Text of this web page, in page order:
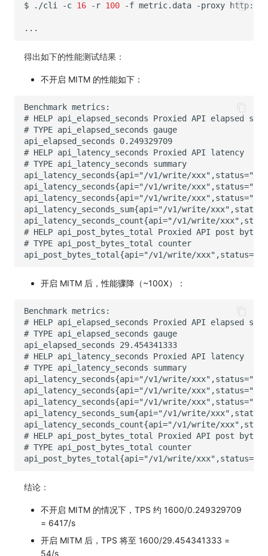
$ ./cli -c 16 -r 100 -f metric.data -proxy
得出如下的性能测试结果：
不开启 MITM 的性能如下：
开启 MITM 后，性能骤降（~100X）：
结论：
不开启 MITM 的情况下，TPS 约 1600/0.249329709
= 6417/s
开启 MITM 后，TPS 将至 1600/29.454341333 =
54/s